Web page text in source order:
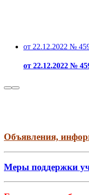
от 22.12.2022 №
от 22.12.2022 №
Объявления,
Меры поддержки